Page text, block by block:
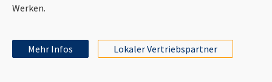
Werken.
Mehr Infos Lokaler Vertriebspartner